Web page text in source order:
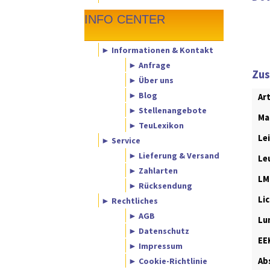
INFO CENTER
► Informationen & Kontakt
► Anfrage
► Über uns
► Blog
► Stellenangebote
► TeuLexikon
► Service
► Lieferung & Versand
► Zahlarten
► Rücksendung
► Rechtliches
► AGB
► Datenschutz
► Impressum
► Cookie-Richtlinie